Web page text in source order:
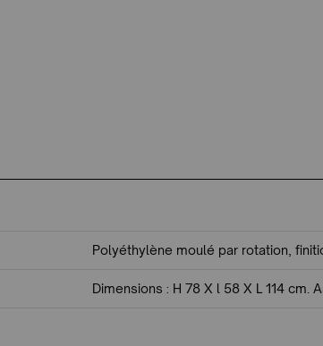
Polyéthylène moulé par rotation,
Dimensions : H 78 X l 58 X L 114 cm.